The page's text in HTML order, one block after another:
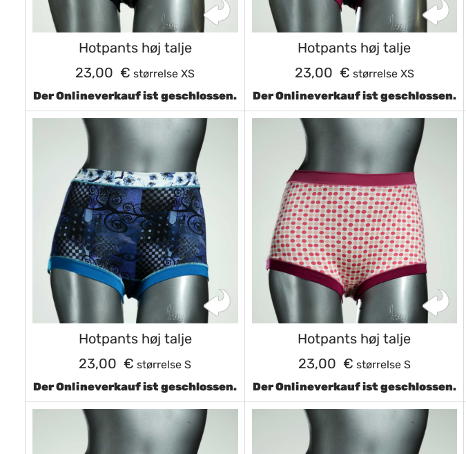
Hotpants høj talje
23,00 € størrelse XS
Der Onlineverkauf ist geschlossen.
Hotpants høj talje
23,00 € størrelse XS
Der Onlineverkauf ist geschlossen.
Hotpants høj talje
23,00 € størrelse S
Der Onlineverkauf ist geschlossen.
Hotpants høj talje
23,00 € størrelse S
Der Onlineverkauf ist geschlossen.